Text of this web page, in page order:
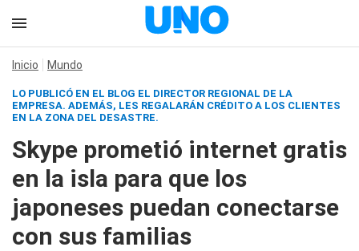
Inicio Mundo
LO PUBLICÓ EN EL BLOG EL DIRECTOR REGIONAL DE LA
EMPRESA. ADEMÁS, LES REGALARÁN CRÉDITO A LOS CLIENTES
EN LA ZONA DEL DESASTRE.
Skype prometió internet gratis
en la isla para que los
japoneses puedan conectarse
con sus familias